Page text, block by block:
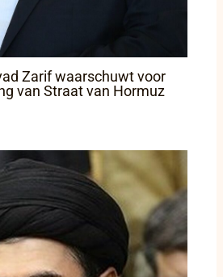
Zarif waarschuwt voor
van Straat van Hormuz